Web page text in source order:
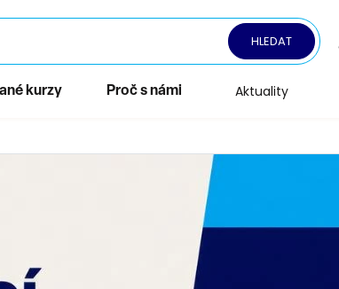
HLEDAT
kurzy Proč s námi Aktuality